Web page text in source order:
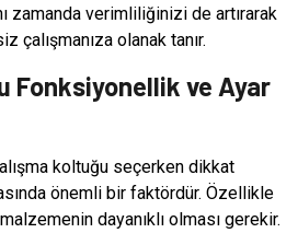
zamanda verimliliğinizi de artırarak
çalışmanıza olanak tanır.
Fonksiyonellik ve Ayar
koltuğu seçerken dikkat
önemli bir faktördür. Özellikle
dayanıklı olması gerekir.